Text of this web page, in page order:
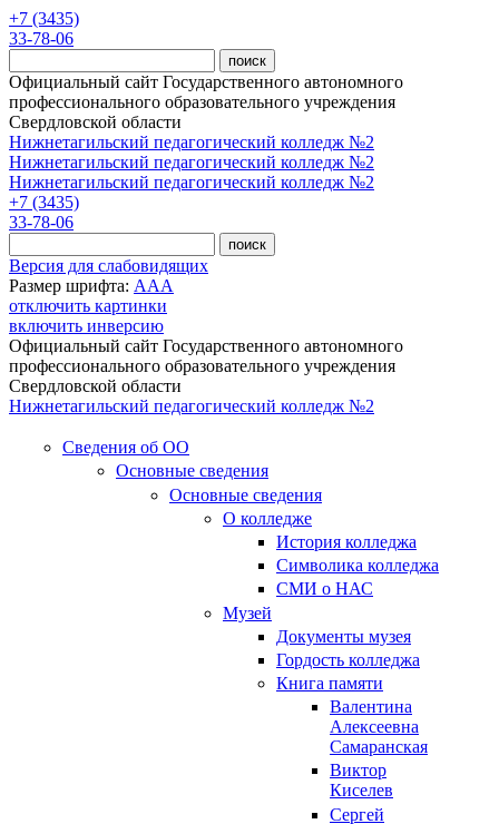
Перейти к основному содержанию
+7 (3435)
33-78-06
Официальный сайт Государственного автономного
профессионального образовательного учреждения
Свердловской области
Нижнетагильский педагогический колледж №2
Нижнетагильский педагогический колледж №2
Нижнетагильский педагогический колледж №2
+7 (3435)
33-78-06
Версия для слабовидящих
Размер шрифта: AAA
отключить картинки
включить инверсию
Официальный сайт Государственного автономного
профессионального образовательного учреждения
Свердловской области
Нижнетагильский педагогический колледж №2
Сведения об ОО
Основные сведения
Основные сведения
О колледже
История колледжа
Символика колледжа
СМИ о НАС
Музей
Документы музея
Гордость колледжа
Книга памяти
Валентина
Алексеевна
Самаранская
Виктор
Киселев
Сергей